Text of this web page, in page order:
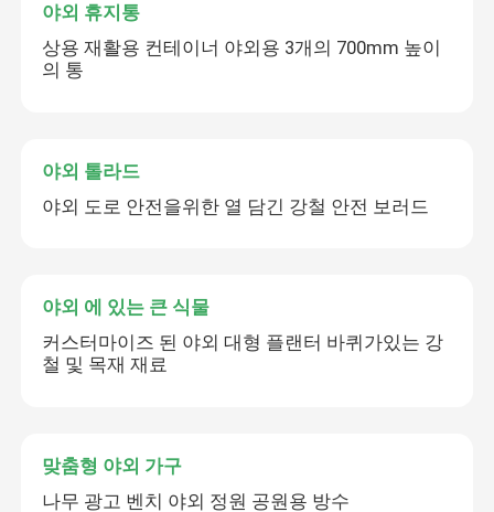
야외 휴지통
상용 재활용 컨테이너 야외용 3개의 700mm 높이
의 통
야외 톨라드
야외 도로 안전을위한 열 담긴 강철 안전 보러드
야외 에 있는 큰 식물
커스터마이즈 된 야외 대형 플랜터 바퀴가있는 강
철 및 목재 재료
맞춤형 야외 가구
나무 광고 벤치 야외 정원 공원용 방수